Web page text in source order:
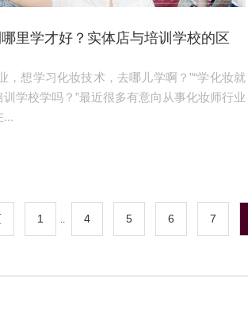
里学才好？实体店与培训学校的区
，想学习化妆技术，去哪儿学啊？”“学化妆就
训学校学吗？”最近很多有意向从事化妆师行业
...
1 4 5 6 7